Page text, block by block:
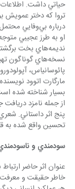
او به طرز عجيبي
نسخه‌هاي
پائوسانياس،
مارگارت اتوود
پنج اثر داستاني.
تحسين واقع شده به
سودمندي و
عنوان اثر حاضر
خاطر حقيقت و